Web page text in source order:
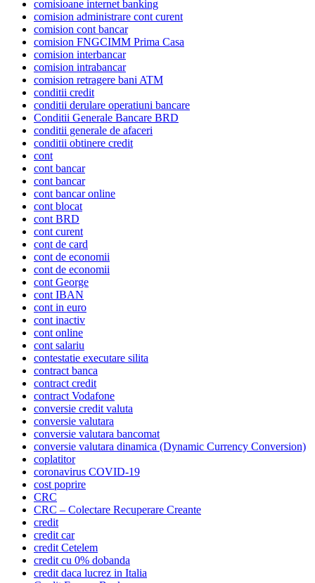
comisioane internet banking
comision administrare cont curent
comision cont bancar
comision FNGCIMM Prima Casa
comision interbancar
comision intrabancar
comision retragere bani ATM
conditii credit
conditii derulare operatiuni bancare
Conditii Generale Bancare BRD
conditii generale de afaceri
conditii obtinere credit
cont
cont bancar
cont bancar
cont bancar online
cont blocat
cont BRD
cont curent
cont de card
cont de economii
cont de economii
cont George
cont IBAN
cont in euro
cont inactiv
cont online
cont salariu
contestatie executare silita
contract banca
contract credit
contract Vodafone
conversie credit valuta
conversie valutara
conversie valutara bancomat
conversie valutara dinamica (Dynamic Currency Conversion)
coplatitor
coronavirus COVID-19
cost poprire
CRC
CRC – Colectare Recuperare Creante
credit
credit car
credit Cetelem
credit cu 0% dobanda
credit daca lucrez in Italia